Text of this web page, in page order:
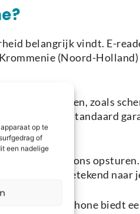
op te
of
een nadelige
belangrijk vindt. E-
(Noord-
problemen, zoals
en bieden standaard
naar ons
en aangetekend naar
Holysmartphone biedt